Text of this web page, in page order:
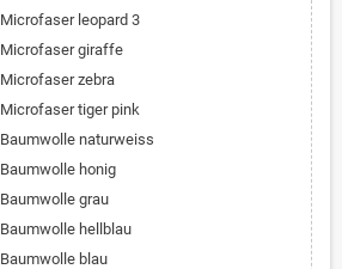
Microfaser leopard 3
Microfaser giraffe
Microfaser zebra
Microfaser tiger pink
Baumwolle naturweiss
Baumwolle honig
Baumwolle grau
Baumwolle hellblau
Baumwolle blau